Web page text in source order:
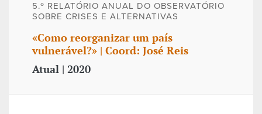
5.º RELATÓRIO ANUAL DO OBSERVATÓRIO
SOBRE CRISES E ALTERNATIVAS
«Como reorganizar um país
vulnerável?» | Coord: José Reis
Atual | 2020